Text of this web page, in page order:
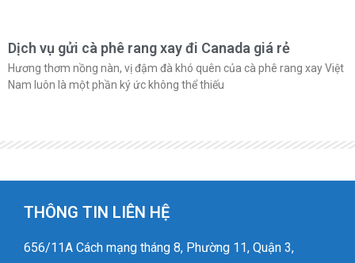
Dịch vụ gửi cà phê rang xay đi Canada giá rẻ
Hương thơm nồng nàn, vị đậm đà khó quên của cà phê rang xay Việt
Nam luôn là một phần ký ức không thể thiếu
THÔNG TIN LIÊN HỆ
656/11A Cách mạng tháng 8, Phường 11, Quận 3,